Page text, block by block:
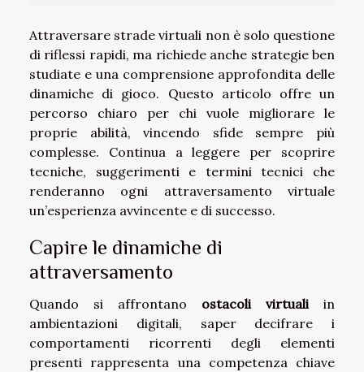
Attraversare strade virtuali non è solo questione
di riflessi rapidi, ma richiede anche strategie ben
studiate e una comprensione approfondita delle
dinamiche di gioco. Questo articolo offre un
percorso chiaro per chi vuole migliorare le
proprie abilità, vincendo sfide sempre più
complesse. Continua a leggere per scoprire
tecniche, suggerimenti e termini tecnici che
renderanno ogni attraversamento virtuale
un’esperienza avvincente e di successo.
Capire le dinamiche di
attraversamento
Quando si affrontano ostacoli virtualiin
ambientazioni digitali, saper decifrare i
comportamenti ricorrenti degli elementi
presenti rappresenta una competenza chiave